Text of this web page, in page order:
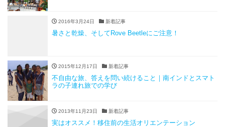
2016年3月24日 新着記事
暑さと乾燥、そしてRove Beetleにご注意！
2015年12月17日 新着記事
不自由な旅、答えを問い続けること｜南インドとスマト
ラの子連れ旅での学び
2013年11月23日 新着記事
実はオススメ！移住前の生活オリエンテーション